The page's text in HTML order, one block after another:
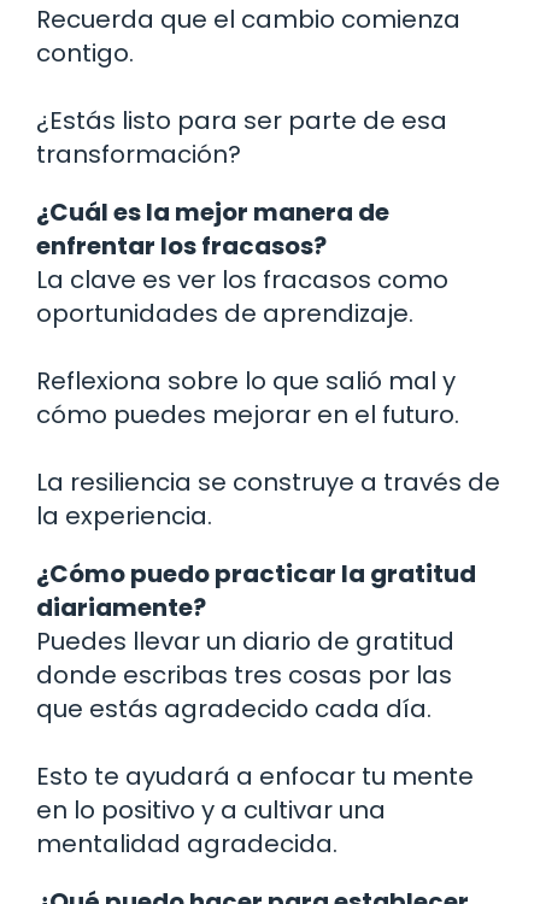
Recuerda que el cambio comienza
contigo.
¿Estás listo para ser parte de esa
transformación?
¿Cuál es la mejor manera de
enfrentar los fracasos?
La clave es ver los fracasos como
oportunidades de aprendizaje.
Reflexiona sobre lo que salió mal y
cómo puedes mejorar en el futuro.
La resiliencia se construye a través de
la experiencia.
¿Cómo puedo practicar la gratitud
diariamente?
Puedes llevar un diario de gratitud
donde escribas tres cosas por las
que estás agradecido cada día.
Esto te ayudará a enfocar tu mente
en lo positivo y a cultivar una
mentalidad agradecida.